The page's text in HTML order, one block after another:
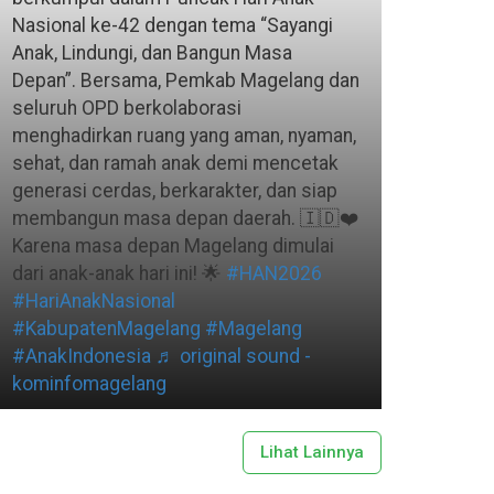
Nasional ke-42 dengan tema “Sayangi
Anak, Lindungi, dan Bangun Masa
Depan”. Bersama, Pemkab Magelang dan
seluruh OPD berkolaborasi
menghadirkan ruang yang aman, nyaman,
sehat, dan ramah anak demi mencetak
generasi cerdas, berkarakter, dan siap
membangun masa depan daerah. 🇮🇩❤️
Karena masa depan Magelang dimulai
dari anak-anak hari ini! 🌟 #HAN2026
#HariAnakNasional
#KabupatenMagelang #Magelang
#AnakIndonesia ♬ original sound -
kominfomagelang
Lihat Lainnya